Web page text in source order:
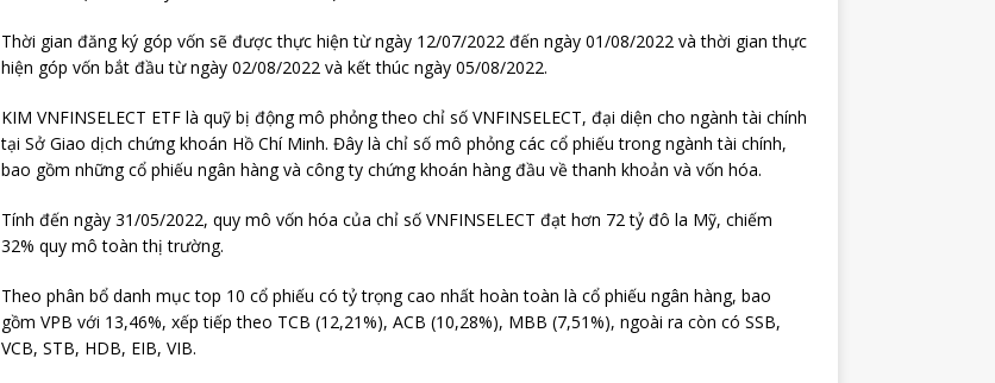
Thời gian đăng ký góp vốn sẽ được thực hiện từ ngày 12/07/2022 đến ngày 01/08/2022 và thời gian thực
hiện góp vốn bắt đầu từ ngày 02/08/2022 và kết thúc ngày 05/08/2022.
KIM VNFINSELECT ETF là quỹ bị động mô phỏng theo chỉ số VNFINSELECT, đại diện cho ngành tài chính
tại Sở Giao dịch chứng khoán Hồ Chí Minh. Đây là chỉ số mô phỏng các cổ phiếu trong ngành tài chính,
bao gồm những cổ phiếu ngân hàng và công ty chứng khoán hàng đầu về thanh khoản và vốn hóa.
Tính đến ngày 31/05/2022, quy mô vốn hóa của chỉ số VNFINSELECT đạt hơn 72 tỷ đô la Mỹ, chiếm
32% quy mô toàn thị trường.
Theo phân bổ danh mục top 10 cổ phiếu có tỷ trọng cao nhất hoàn toàn là cổ phiếu ngân hàng, bao
gồm VPB với 13,46%, xếp tiếp theo TCB (12,21%), ACB (10,28%), MBB (7,51%), ngoài ra còn có SSB,
VCB, STB, HDB, EIB, VIB.